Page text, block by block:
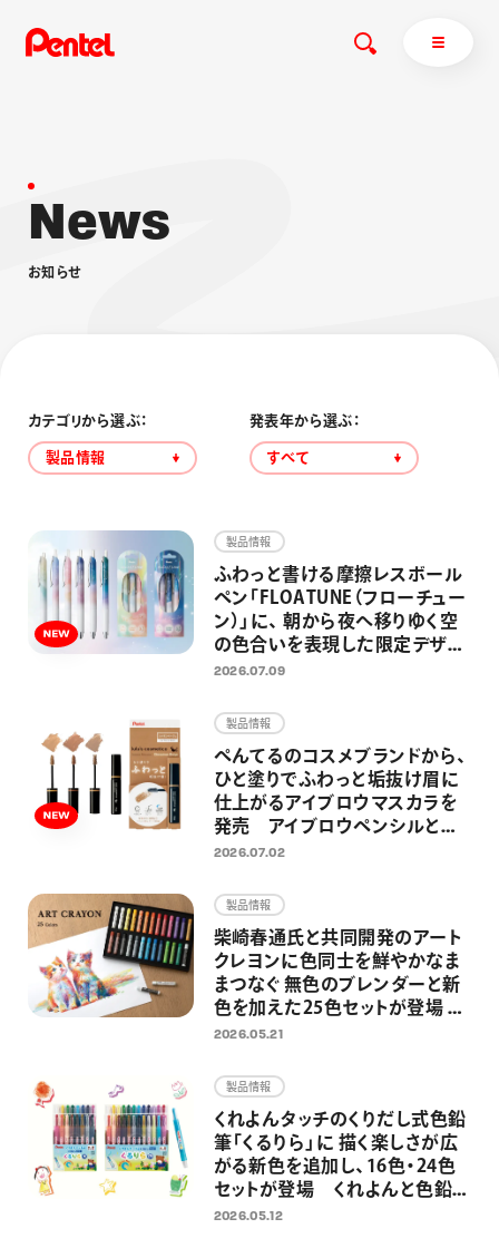
商品を探す
ブラッシュ（筆）
その他
採用情報
運営会社
News
お知 らせ
カテゴリから選ぶ：
製品情報
発表年から選ぶ：
すべて
製品情報
ふわっと書ける摩擦レスボール
ペン「FLOATUNE（フローチュー
ン）」に、 朝から夜へ移りゆく空
の色合いを表現した限定デザイ
ンが登場 忙しい毎日の中でふ
ックス感のある仕上がりに
2026.07.09
製品情報
ぺんてるのコスメブランドから、
ひと塗りでふわっと垢抜け眉に
仕上がるアイブロウマスカラを
発売 アイブロウペンシルと合
わせ使いしやすい シナモンベー
の3色展開
2026.07.02
製品情報
柴崎春通氏と共同開発のアート
クレヨンに色同士を鮮やかなま
まつなぐ 無色のブレンダーと新
色を加えた25色セットが登場 混
色・グラデーション表現がさらに
2026.05.21
製品情報
くれよんタッチのくりだし式色鉛
筆「くるりら」に 描く楽しさが広
がる新色を追加し、16色・24色
セットが登場 くれよんと色鉛筆
のいいとこどりで、のびのびと自
2026.05.12